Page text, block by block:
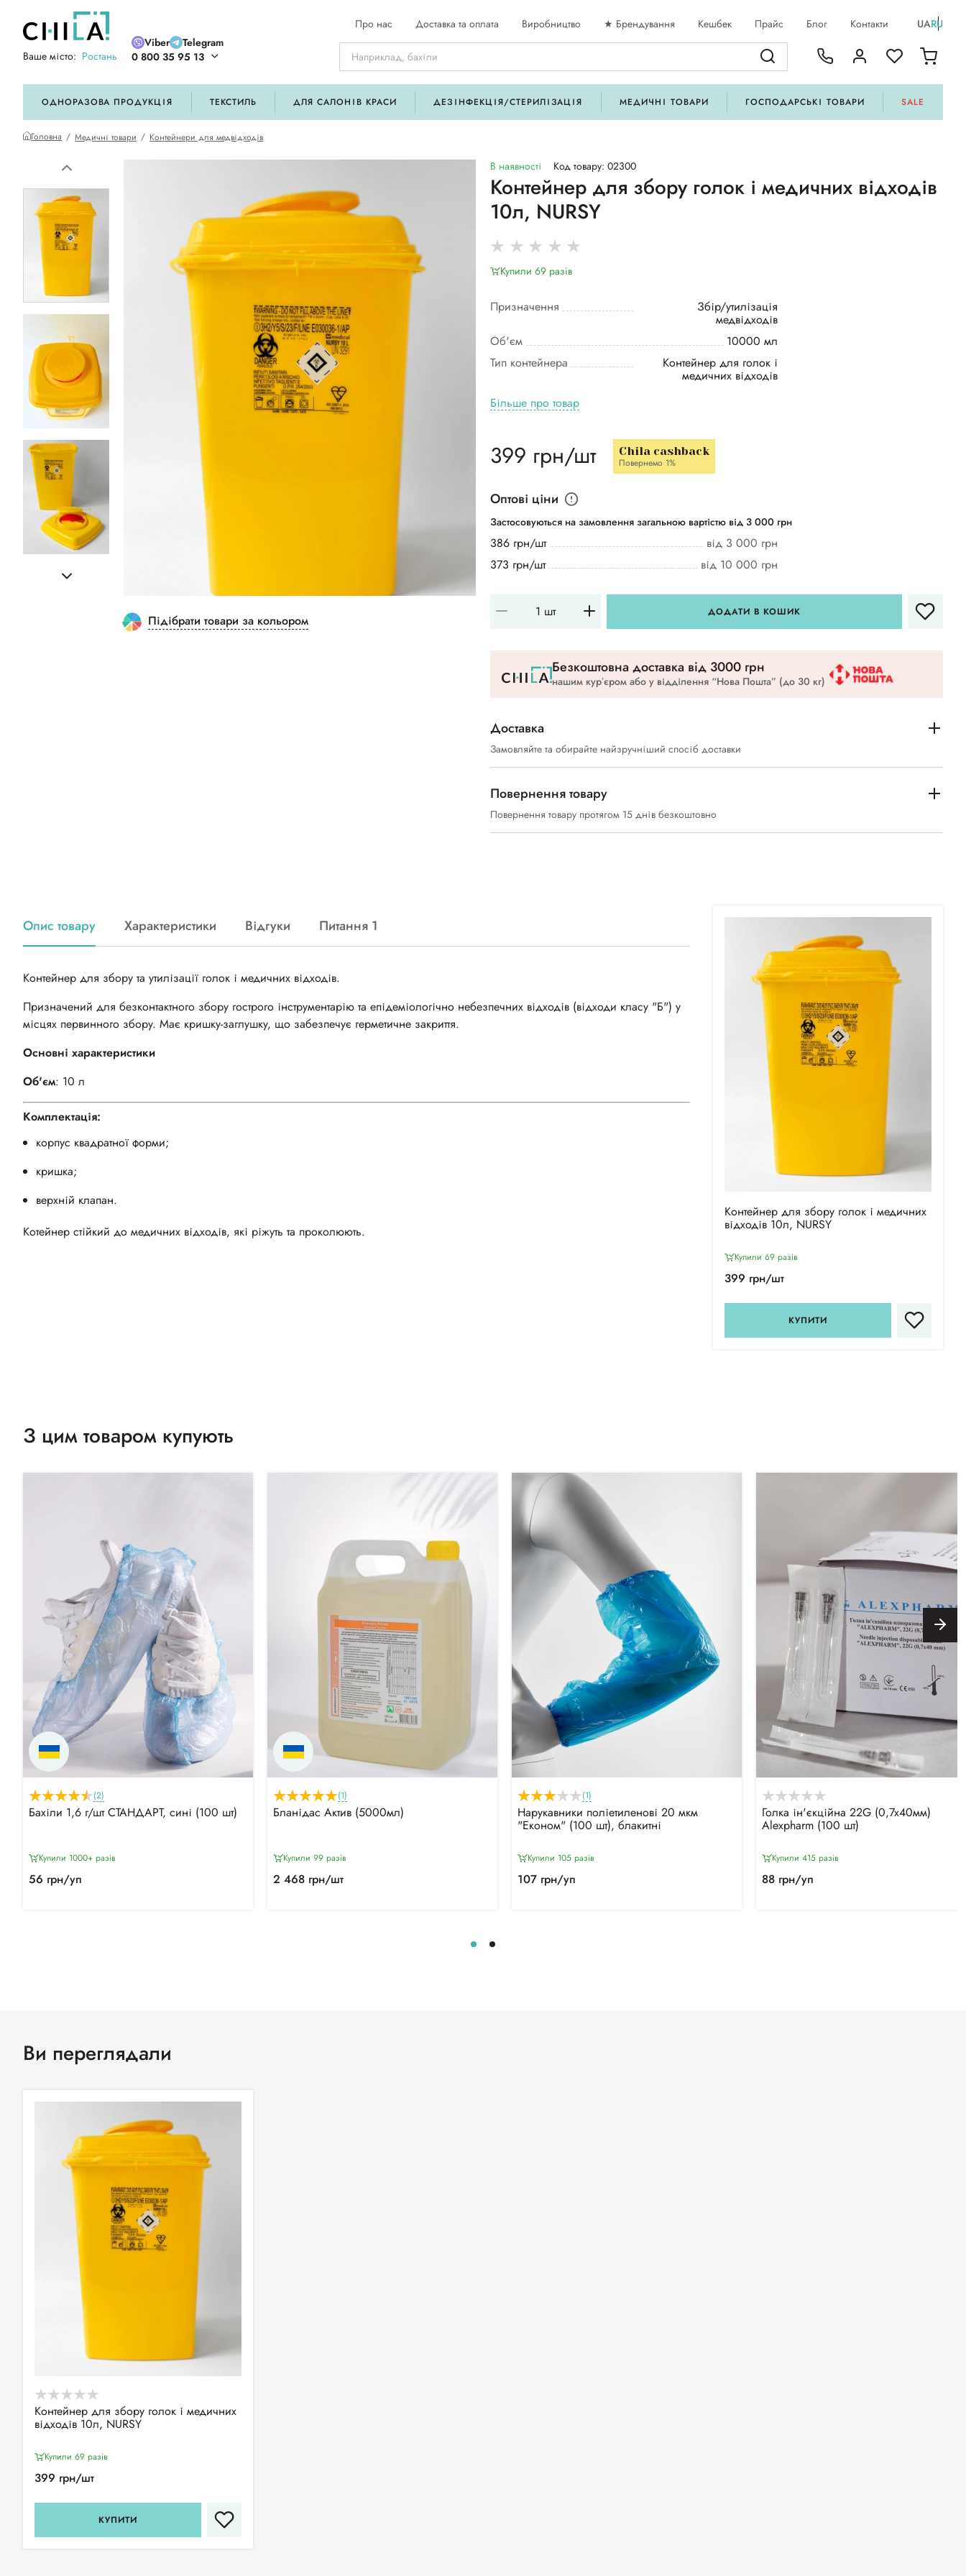
Ваше місто: Ростань
Viber
Telegram
0 800 35 95 13
Про нас Доставка та оплата Виробництво ★ Брендування Кешбек Прайс Блог Контакти UARU
ОДНОРАЗОВА ПРОДУКЦІЯ ТЕКСТИЛЬ ДЛЯ САЛОНІВ КРАСИ ДЕЗІНФЕКЦІЯ/СТЕРИЛІЗАЦІЯ МЕДИЧНІ ТОВАРИ ГОСПОДАРСЬКІ ТОВАРИ SALE
Головна Медичні товари Контейнери для медвідходів
Підібрати товари за кольором
В наявності Код товару: 02300
Контейнер для збору голок і медичних відходів
10л, NURSY
Купили 69 разiв
Призначення Збір/утилізація
медвідходів
Об'єм
10000 мл
Тип контейнера
Контейнер для голок і
медичних відходів
Більше про товар
399 грн/шт Chila cashback
Повернемо 1%
Оптові ціни
Застосовуються на замовлення загальною вартістю від 3 000 грн
386 грн/шт
від 3 000 грн
373 грн/шт
від 10 000 грн
ДОДАТИ В КОШИК
Безкоштовна доставка вiд 3000 грн
нашим курʼєром або у відділення “Нова Пошта” (до 30 кг)
Доставка
Замовляйте та обирайте найзручніший спосіб доставки
Повернення товару
Повернення товару протягом 15 днів безкоштовно
Опис товару Характеристики Відгуки Питання 1
Контейнер для збору та утилізації голок і медичних відходів.
Призначений для безконтактного збору гострого інструментарію та епідеміологічно небезпечних відходів (відходи класу "Б") у
місцях первинного збору. Має кришку-заглушку, що забезпечує герметичне закриття.
Основні характеристики
Об'єм: 10 л
Комплектація:
корпус квадратної форми;
кришка;
верхній клапан.
Котейнер стійкий до медичних відходів, які ріжуть та проколюють.
Контейнер для збору голок і медичних
відходів 10л, NURSY
Купили 69 разiв
399 грн/шт
КУПИТИ
З цим товаром купують
(2)
Бахіли 1,6 г/шт СТАНДАРТ, сині (100 шт)
Купили 1000+ разiв
56 грн/уп
(1)
Бланідас Актив (5000мл)
Купили 99 разiв
2 468 грн/шт
(1)
Нарукавники поліетиленові 20 мкм
"Економ" (100 шт), блакитні
Купили 105 разiв
107 грн/уп
Голка ін'єкційна 22G (0,7х40мм)
Alexpharm (100 шт)
Купили 415 разiв
88 грн/уп
Ви переглядали
Контейнер для збору голок і медичних
відходів 10л, NURSY
Купили 69 разiв
399 грн/шт
КУПИТИ